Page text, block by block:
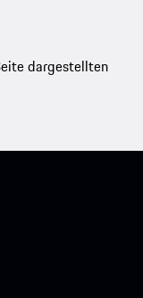
dargestellten